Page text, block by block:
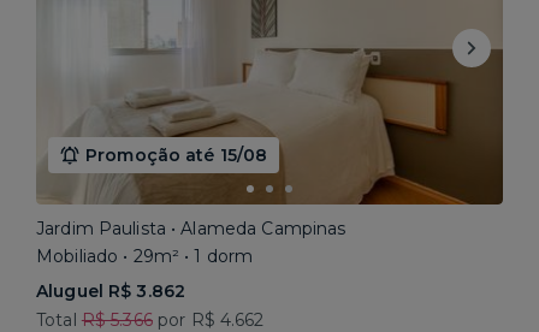
Promoção até 15/08
Jardim Paulista • Alameda Campinas
Mobiliado • 29m² • 1 dorm
Aluguel R$ 3.862
Total R$ 5.366por R$ 4.662